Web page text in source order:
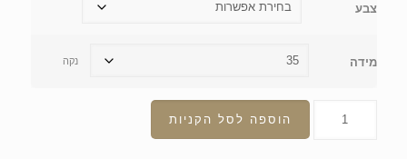
צבע
מידה נקה
הוספה לסל הקניות